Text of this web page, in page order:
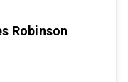
Robinson